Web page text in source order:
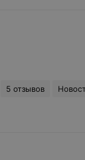
5 отзывов